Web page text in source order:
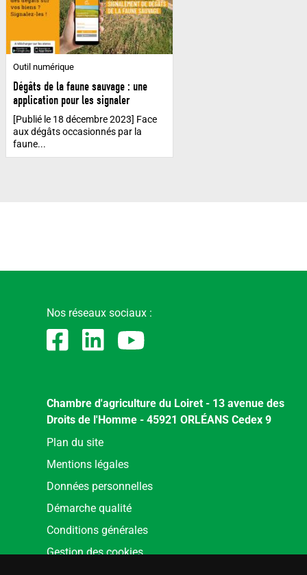
Outil numérique
Dégâts de la faune sauvage : une
application pour les signaler
[Publié le 18 décembre 2023] Face
aux dégâts occasionnés par la
faune...
Nos réseaux sociaux :
Chambre d'agriculture du Loiret - 13 avenue des
Droits de l'Homme - 45921 ORLÉANS Cedex 9
Menu
Pied
de
page
Plan du site
Mentions légales
Données personnelles
Démarche qualité
Conditions générales
Gestion des cookies